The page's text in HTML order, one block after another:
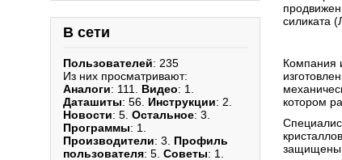
В сети
Пользователей: 235
Из них просматривают:
Аналоги: 111. Видео: 1.
Даташиты: 56. Инструкции: 2.
Новости: 5. Остальное: 3.
Программы: 1.
Производители: 3. Профиль
пользователя: 5. Советы: 1.
силиката
Компания
котором
защищены